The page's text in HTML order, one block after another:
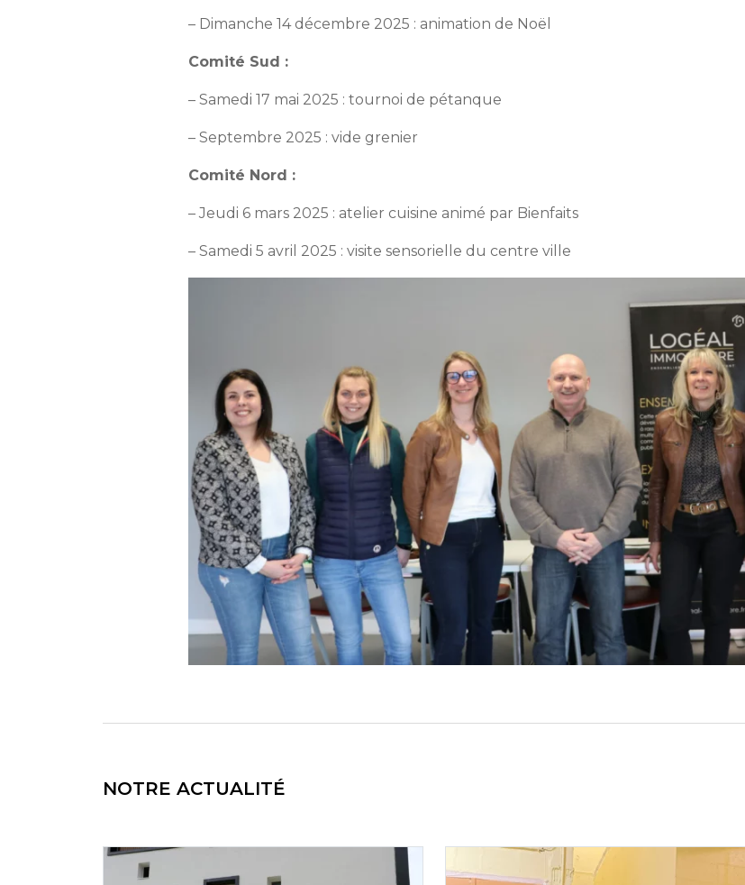
– Dimanche 14 décembre 2025 : animation de Noël
Comité Sud :
– Samedi 17 mai 2025 : tournoi de pétanque
– Septembre 2025 : vide grenier
Comité Nord :
– Jeudi 6 mars 2025 : atelier cuisine animé par Bienfaits
– Samedi 5 avril 2025 : visite sensorielle du centre ville
NOTRE ACTUALITÉ